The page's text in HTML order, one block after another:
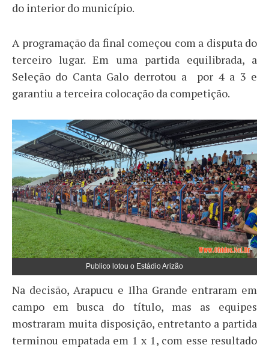
do interior do município.
A programação da final começou com a disputa do
terceiro lugar. Em uma partida equilibrada, a
Seleção do Canta Galo derrotou a por 4 a 3 e
garantiu a terceira colocação da competição.
Publico lotou o Estádio Arizão
Na decisão, Arapucu e Ilha Grande entraram em
campo em busca do título, mas as equipes
mostraram muita disposição, entretanto a partida
terminou empatada em 1 x 1, com esse resultado